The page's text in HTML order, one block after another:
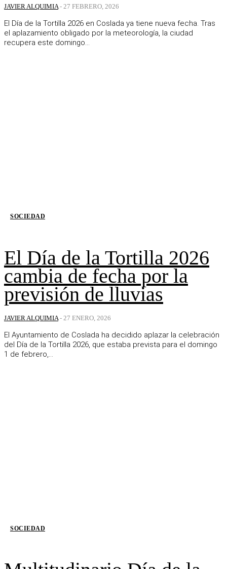
JAVIER ALQUIMIA - 27 FEBRERO, 2026
El Día de la Tortilla 2026 en Coslada ya tiene nueva fecha. Tras
el aplazamiento obligado por la meteorología, la ciudad
recupera este domingo...
SOCIEDAD
El Día de la Tortilla 2026
cambia de fecha por la
previsión de lluvias
JAVIER ALQUIMIA - 27 ENERO, 2026
El Ayuntamiento de Coslada ha decidido aplazar la celebración
del Día de la Tortilla 2026, que estaba prevista para el domingo
1 de febrero,...
SOCIEDAD